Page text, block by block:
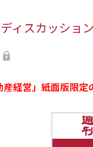
ィスカッシ
経営」紙面版限定